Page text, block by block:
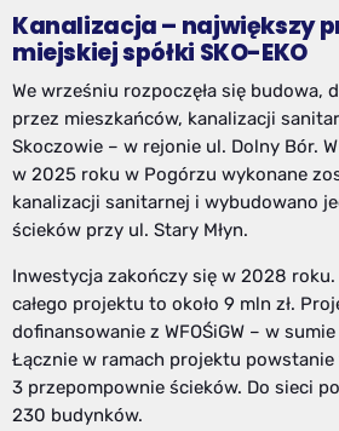
Kanalizacja – największy
miejskiej spółki SKO-EKO
We wrześniu rozpoczęła się budowa,
przez mieszkańców, kanalizacji
Skoczowie – w rejonie ul. Dolny Bór.
w 2025 roku w Pogórzu wykonane
kanalizacji sanitarnej i wybudowano
ścieków przy ul. Stary Młyn.
Inwestycja zakończy się w 2028
całego projektu to około 9 mln zł.
dofinansowanie z WFOŚiGW – w
Łącznie w ramach projektu powstanie
3 przepompownie ścieków. Do sieci
230 budynków.